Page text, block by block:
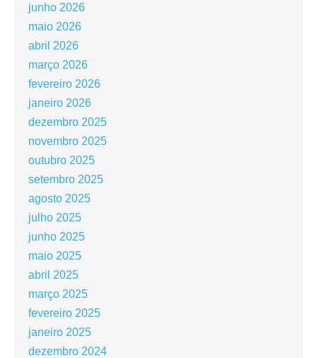
junho 2026
maio 2026
abril 2026
março 2026
fevereiro 2026
janeiro 2026
dezembro 2025
novembro 2025
outubro 2025
setembro 2025
agosto 2025
julho 2025
junho 2025
maio 2025
abril 2025
março 2025
fevereiro 2025
janeiro 2025
dezembro 2024